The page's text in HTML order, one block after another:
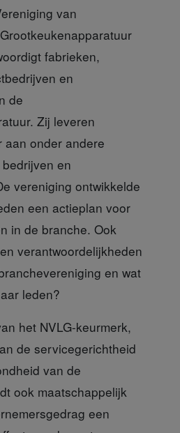
van
fabrieken,
en
de
Zij leveren
aan onder andere
en
vereniging ontwikkelde
een actieplan voor
in de branche. Ook
verantwoordelijkheden
en wat
leden?
het NVLG-keurmerk,
de servicegerichtheid
van de
ook maatschappelijk
een